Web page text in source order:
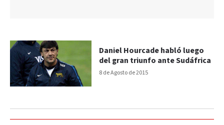
8 de Agosto de 2015
Daniel Hourcade habló luego
del gran triunfo ante Sudáfrica